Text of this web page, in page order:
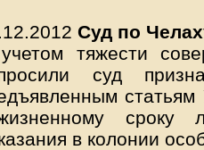
Суд по
тяжести
суд
статьям
сроку
в колонии